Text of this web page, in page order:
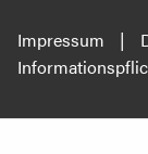
Impressum